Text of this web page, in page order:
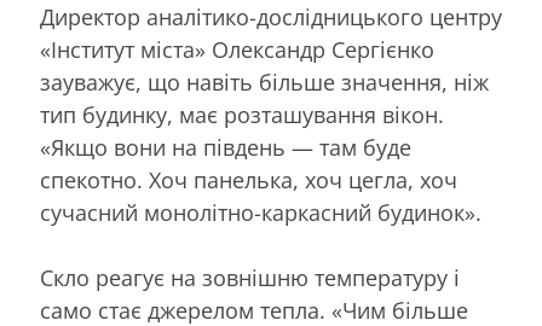
Директор аналітико-дослідницького центру
«Інститут міста» Олександр Сергієнко
зауважує, що навіть більше значення, ніж
тип будинку, має розташування вікон.
«Якщо вони на південь — там буде
спекотно. Хоч панелька, хоч цегла, хоч
сучасний монолітно-каркасний будинок».
Скло реагує на зовнішню температуру і
само стає джерелом тепла. «Чим більше